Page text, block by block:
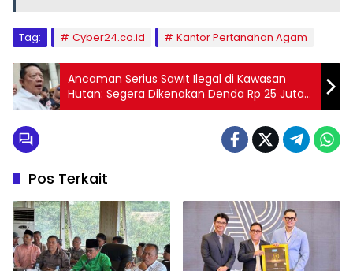
Tag: Cyber24.co.id Kantor Pertanahan Agam
Ancaman Serius Sawit Ilegal di Kawasan
Hutan: Segera Dikenakan Denda Rp 25 Juta
per Hektare dan Dikembalikan ke PT Agrinas
Pos Terkait